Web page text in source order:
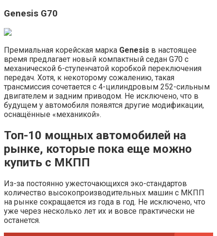
Genesis G70
Премиальная корейская марка Genesis в настоящее
время предлагает новый компактный седан G70 с
механической 6-ступенчатой коробкой переключения
передач. Хотя, к некоторому сожалению, такая
трансмиссия сочетается с 4-цилиндровым 252-сильным
двигателем и задним приводом. Не исключено, что в
будущем у автомобиля появятся другие модификации,
оснащённые «механикой».
Топ-10 мощных автомобилей на
рынке, которые пока еще можно
купить с МКПП
Из-за постоянно ужесточающихся эко-стандартов
количество высокопроизводительных машин с МКПП
на рынке сокращается из года в год. Не исключено, что
уже через несколько лет их и вовсе практически не
останется.